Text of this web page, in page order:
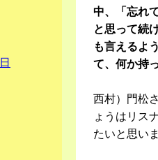
中、「忘れ
と思って続
も言えるよ
て、何か持
西村）門松
ょうはリス
たいと思い
日